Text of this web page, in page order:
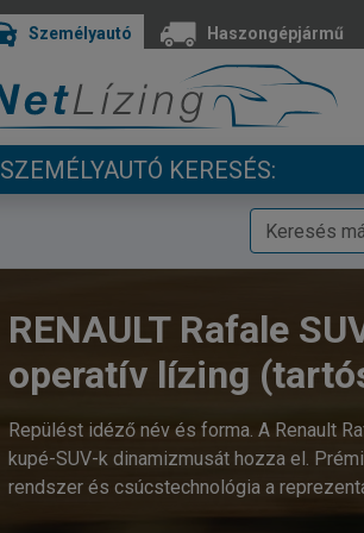
Személyautó Haszongépjármű
SZEMÉLYAUTÓ KERESÉS:
RENAULT Rafale
operatív lízing
Repülést idéző név és forma. A Renault
kupé-SUV-k dinamizmusát hozza el.
rendszer és csúcstechnológia a